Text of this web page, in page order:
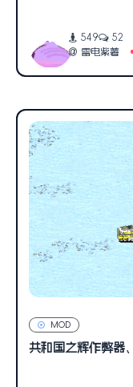
549
52
雷电紫薯
MOD
共和国之辉作弊器